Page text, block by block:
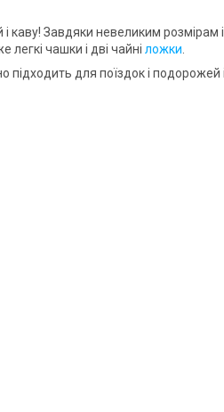
каву! Завдяки невеликим розмірам
чашки і дві чайні ложки
для поїздок і